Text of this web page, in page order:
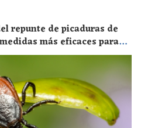
repunte de picaduras de
más eficaces para